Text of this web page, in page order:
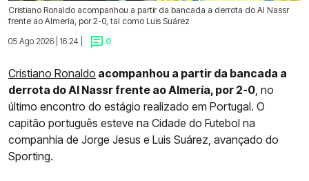
Cristiano Ronaldo acompanhou a partir da bancada a derrota do Al Nassr
frente ao Almería, por 2-0, tal como Luis Suárez
05 Ago 2026 | 16:24 |
0
Cristiano Ronaldo acompanhou a partir da bancada a
derrota do Al Nassr frente ao Almería, por 2-0 , no
último encontro do estágio realizado em Portugal. O
capitão português esteve na Cidade do Futebol na
companhia de Jorge Jesus e Luis Suárez, avançado do
Sporting.